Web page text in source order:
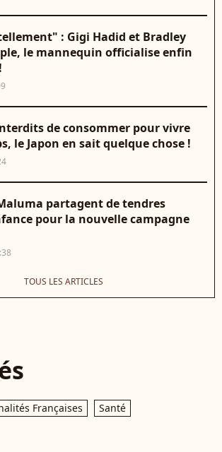
: Gigi Hadid et Bradley
le mannequin officialise enfin
de consommer pour vivre
le Japon en sait quelque chose !
partagent de tendres
pour la nouvelle campagne
TOUS LES ARTICLES
Françaises Santé